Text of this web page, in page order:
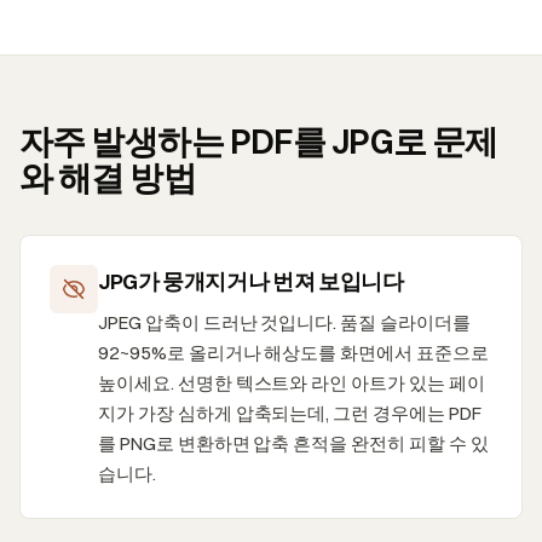
자주 발생하는 PDF를 JPG로 문제
와 해결 방법
JPG가 뭉개지거나 번져 보입니다
JPEG 압축이 드러난 것입니다. 품질 슬라이더를
92~95%로 올리거나 해상도를 화면에서 표준으로
높이세요. 선명한 텍스트와 라인 아트가 있는 페이
지가 가장 심하게 압축되는데, 그런 경우에는 PDF
를 PNG로 변환하면 압축 흔적을 완전히 피할 수 있
습니다.